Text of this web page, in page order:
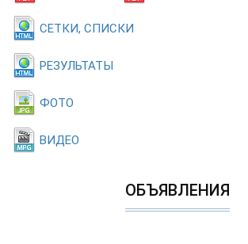
СЕТКИ, СПИСКИ
РЕЗУЛЬТАТЫ
ФОТО
ВИДЕО
ОБЪЯВЛЕНИЯ